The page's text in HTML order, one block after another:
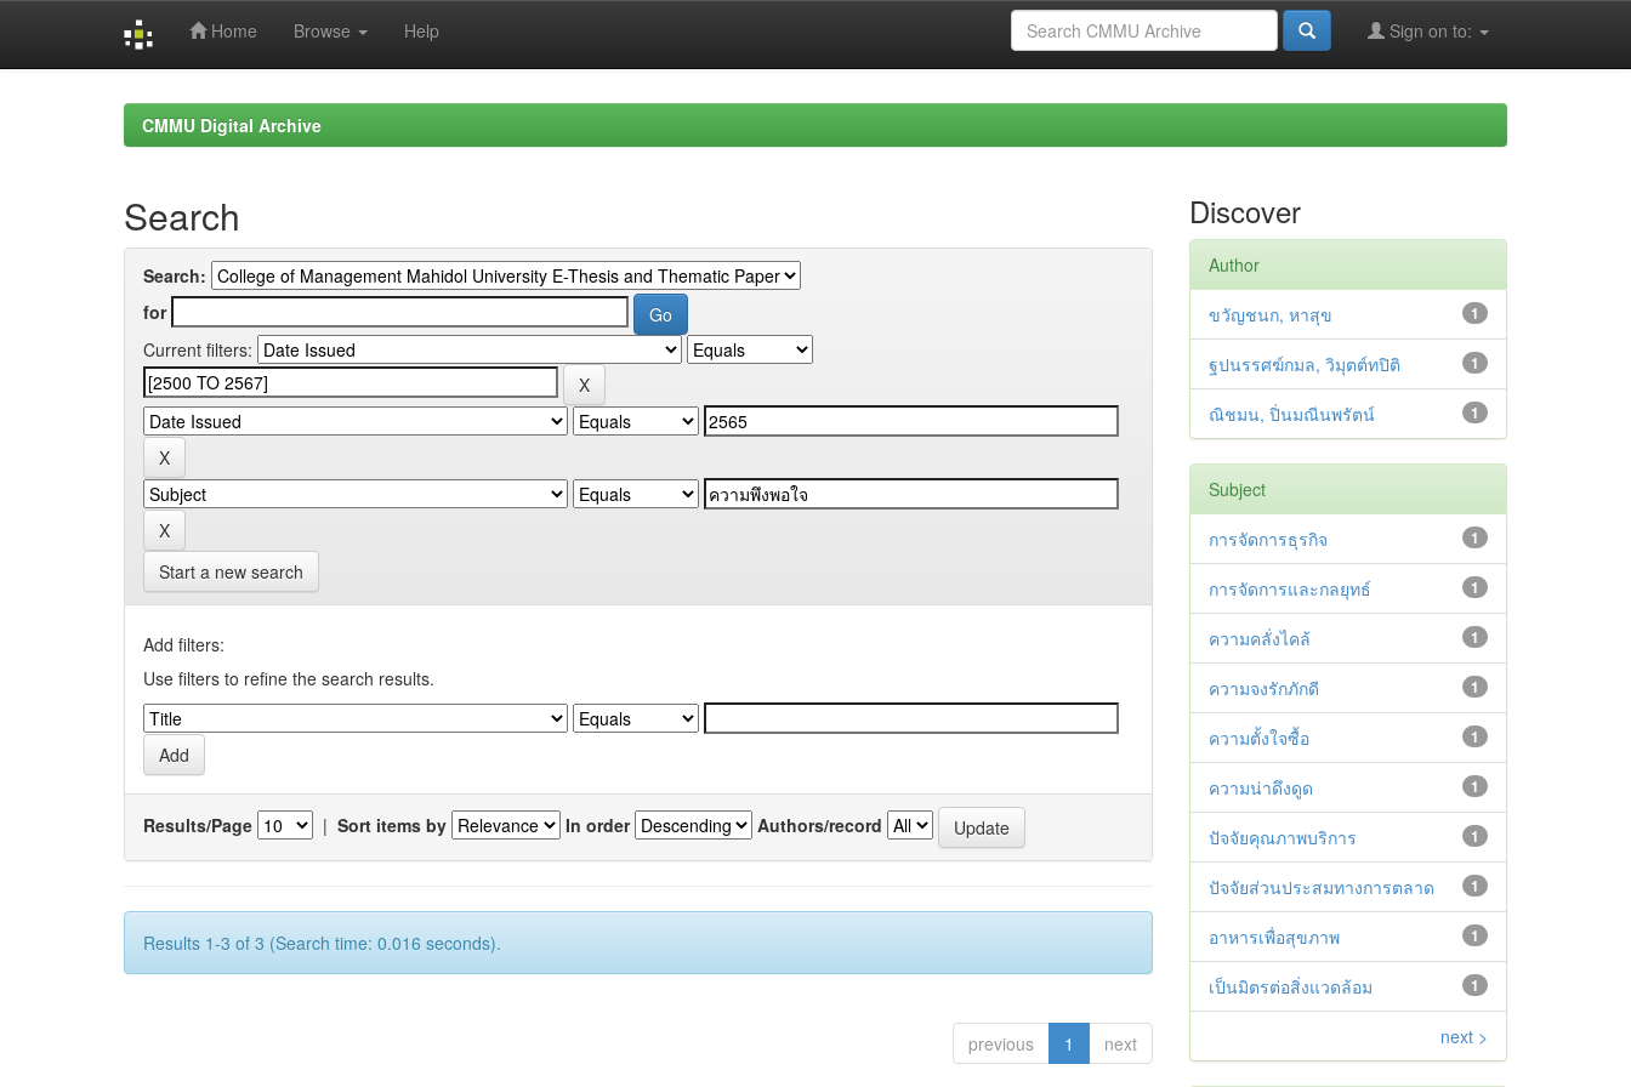
Home Browse Help Sign on to:
CMMU Digital Archive
Search
Search:
for
Current filters:
Start a new search
Add filters:
Use filters to refine the search results.
Results/Page | Sort items by In order Authors/record
Results 1-3 of 3 (Search time: 0.016 seconds).
previous 1 next
Discover
Author
1
ขวัญชนก, หาสุข
1
ฐปนรรศฆ์กมล, วิมุตต์ทปิติ
1
ณิชมน, ปิ่นมณีนพรัตน์
Subject
1
การจัดการธุรกิจ
1
การจัดการและกลยุทธ์
1
ความคลั่งไคล้
1
ความจงรักภักดี
1
ความตั้งใจซื้อ
1
ความน่าดึงดูด
1
ปัจจัยคุณภาพบริการ
1
ปัจจัยส่วนประสมทางการตลาด
1
อาหารเพื่อสุขภาพ
1
เป็นมิตรต่อสิ่งแวดล้อม
next >